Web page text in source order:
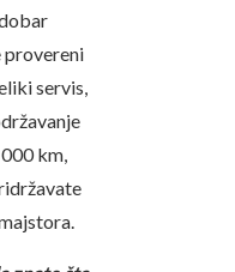
provereni
servis,
km,